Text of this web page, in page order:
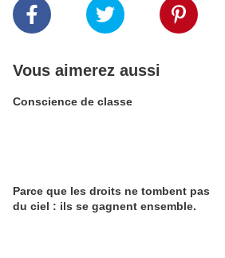
Vous aimerez aussi
Conscience de classe
Parce que les droits ne tombent pas
du ciel : ils se gagnent ensemble.